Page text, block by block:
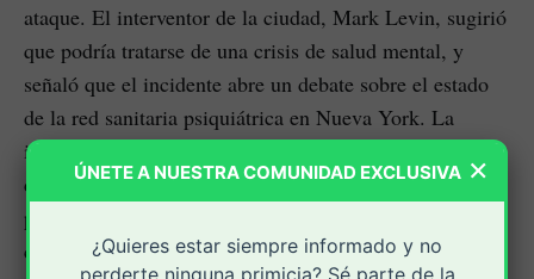
ataque. El interventor de la ciudad, Mark Levin, sugirió
que podría tratarse de una crisis de salud mental, y
señaló que el incidente abre un debate sobre el estado
de la red sanitaria psiquiátrica en Nueva York. La
investigación permanece abierta, mientras las fuerzas
del orden buscan esclarecer los motivos y cualquier
posible vínculo con el contexto complicado que vive la
ciudad.
×
ÚNETE A NUESTRA COMUNIDAD EXCLUSIVA
¿Quieres estar siempre informado y no
perderte ninguna primicia? Sé parte de la